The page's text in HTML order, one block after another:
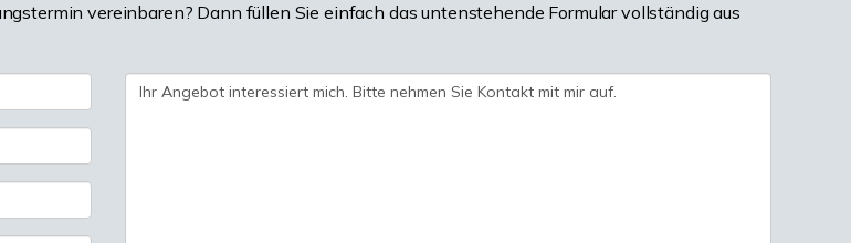
vereinbaren? Dann füllen Sie einfach das untenstehende Formular vollständig aus